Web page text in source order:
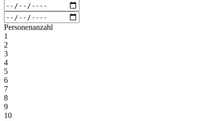
Personenanzahl
1
2
3
4
5
6
7
8
9
10